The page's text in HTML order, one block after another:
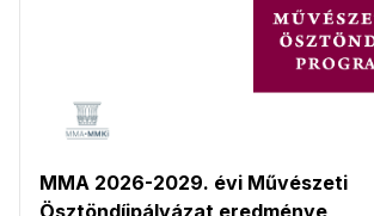
MMA 2026-2029. évi Művészeti
Ösztöndíjpályázat eredménye